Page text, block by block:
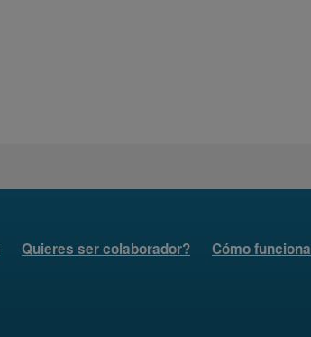
Quieres ser colaborador? Cómo funciona